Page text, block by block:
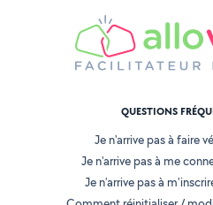
QUESTIONS
Je n'arrive pas à faire
Je n'arrive pas à me
Je n'arrive pas à